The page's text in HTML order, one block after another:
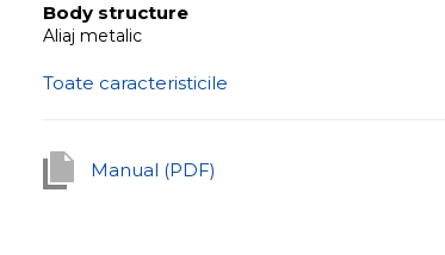
Body structure
Aliaj metalic
Toate caracteristicile
Manual (PDF)